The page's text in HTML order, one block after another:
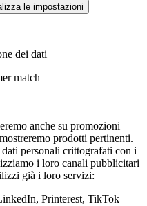
le impostazioni
dei dati
match
anche su promozioni
prodotti pertinenti.
personali crittografati con i
i loro canali pubblicitari
già i loro servizi:
Printerest, TikTok